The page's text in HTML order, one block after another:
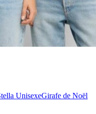
UnisexeGirafe de Noël